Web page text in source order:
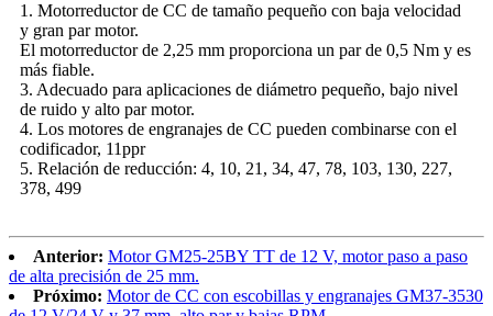
1. Motorreductor de CC de tamaño pequeño con baja velocidad
y gran par motor.
El motorreductor de 2,25 mm proporciona un par de 0,5 Nm y es
más fiable.
3. Adecuado para aplicaciones de diámetro pequeño, bajo nivel
de ruido y alto par motor.
4. Los motores de engranajes de CC pueden combinarse con el
codificador, 11ppr
5. Relación de reducción: 4, 10, 21, 34, 47, 78, 103, 130, 227,
378, 499
Anterior: Motor GM25-25BY TT de 12 V, motor paso a paso
de alta precisión de 25 mm.
Próximo: Motor de CC con escobillas y engranajes GM37-3530